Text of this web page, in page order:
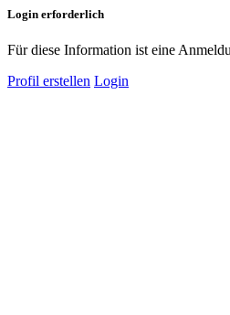
Login erforderlich
Für diese Information ist eine
Profil erstellen Login